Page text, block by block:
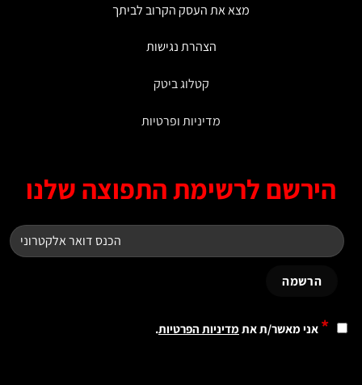
מצא את העסק הקרוב לביתך
הצהרת נגישות
קטלוג ביטק
מדיניות ופרטיות
לרשימת התפוצה שלנו
אני מאשר/ת אתמדיניות הפרטיות.